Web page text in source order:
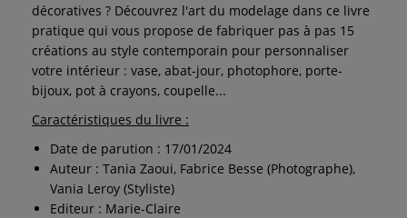
décoratives ? Découvrez l'art du modelage dans ce livre
pratique qui vous propose de fabriquer pas à pas 15
créations au style contemporain pour personnaliser
votre intérieur : vase, abat-jour, photophore, porte-
bijoux, pot à crayons, coupelle...
Caractéristiques du livre :
Date de parution : 17/01/2024
Auteur : Tania Zaoui, Fabrice Besse (Photographe),
Vania Leroy (Styliste)
Editeur : Marie-Claire